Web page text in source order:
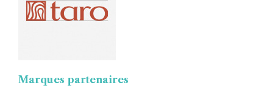
Marques partenaires